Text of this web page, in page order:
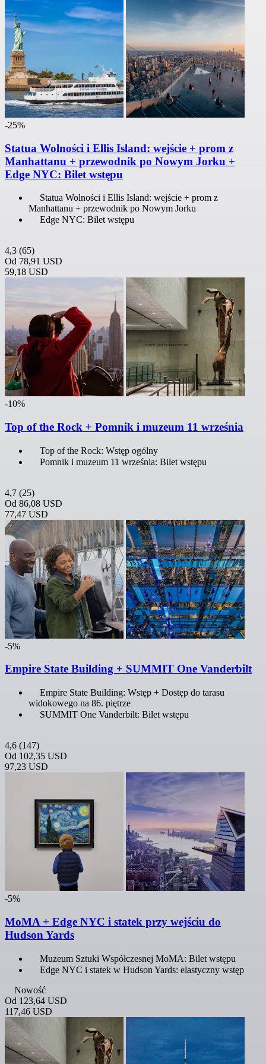
-25%
Statua Wolności i Ellis Island: wejście + prom z
Manhattanu + przewodnik po Nowym Jorku +
Edge NYC: Bilet wstępu
Statua Wolności i Ellis Island: wejście + prom z
Manhattanu + przewodnik po Nowym Jorku
Edge NYC: Bilet wstępu
4,3 (65)
Od 78,91 USD
59,18 USD
-10%
Top of the Rock + Pomnik i muzeum 11 września
Top of the Rock: Wstęp ogólny
Pomnik i muzeum 11 września: Bilet wstępu
4,7 (25)
Od 86,08 USD
77,47 USD
-5%
Empire State Building + SUMMIT One Vanderbilt
Empire State Building: Wstęp + Dostęp do tarasu
widokowego na 86. piętrze
SUMMIT One Vanderbilt: Bilet wstępu
4,6 (147)
Od 102,35 USD
97,23 USD
-5%
MoMA + Edge NYC i statek przy wejściu do
Hudson Yards
Muzeum Sztuki Współczesnej MoMA: Bilet wstępu
Edge NYC i statek w Hudson Yards: elastyczny wstęp
Nowość
Od 123,64 USD
117,46 USD